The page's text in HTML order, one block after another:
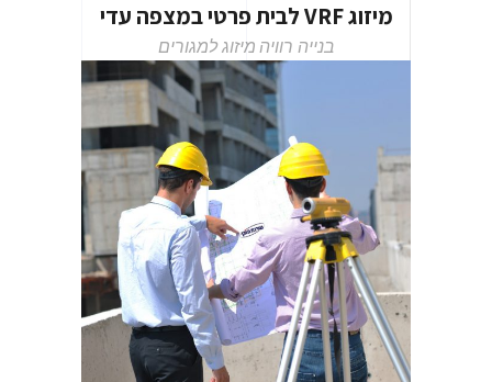
מיזוג VRF לבית פרטי במצפה עדי
בנייה רוויה מיזוג למגורים